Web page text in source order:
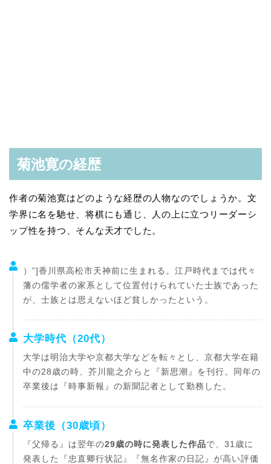
菊池寛の経歴
作者の菊池寛はどのような経歴の人物なのでしょうか。文
学界に名を馳せ、将棋にも通じ、人の上に立つリーダーシ
ップ性を持つ、そんな天才でした。
）”]香川県高松市天神前に生まれる。江戸時代までは代々
藩の儒学者の家系として位置付けられていた士族であった
が、士族とは思えないほど貧しかったという。
大学時代（20代）
大学は明治大学や京都大学などを転々とし、京都大学在籍
中の28歳の時、芥川龍之介らと『新思潮』を刊行。同年の
卒業後は『時事新報』の新聞記者として勤務した。
卒業後（30歳頃）
『父帰る』は翌年の29歳の時に発表した作品で、31歳に
発表した『忠直卿行状記』『無名作家の日記』が高い評価